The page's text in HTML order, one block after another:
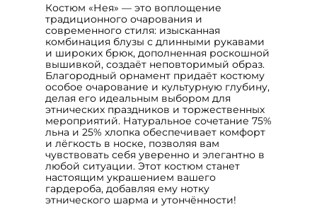
Костюм «Нея» — это воплощение
традиционного очарования и
современного стиля: изысканная
комбинация блузы с длинными рукавами
и широких брюк, дополненная роскошной
вышивкой, создаёт неповторимый образ.
Благородный орнамент придаёт костюму
особое очарование и культурную глубину,
делая его идеальным выбором для
этнических праздников и торжественных
мероприятий. Натуральное сочетание 75%
льна и 25% хлопка обеспечивает комфорт
и лёгкость в носке, позволяя вам
чувствовать себя уверенно и элегантно в
любой ситуации. Этот костюм станет
настоящим украшением вашего
гардероба, добавляя ему нотку
этнического шарма и утончённости!